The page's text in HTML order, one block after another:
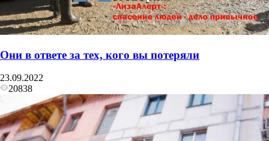
Они в ответе за тех, кого вы потеряли
23.09.2022
20838